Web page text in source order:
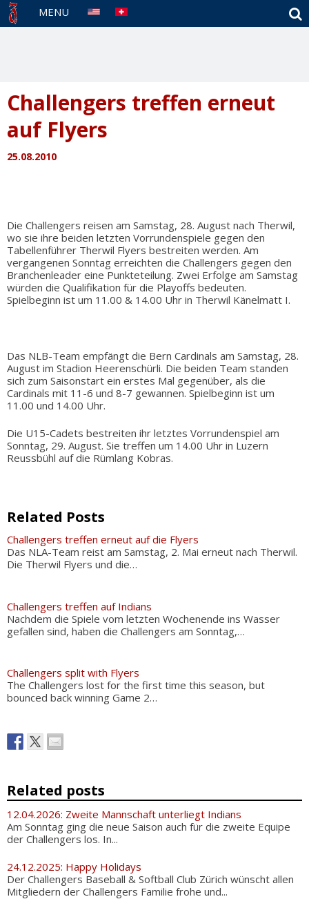
MENU
Challengers treffen erneut
auf Flyers
25.08.2010
Die Challengers reisen am Samstag, 28. August nach Therwil,
wo sie ihre beiden letzten Vorrundenspiele gegen den
Tabellenführer Therwil Flyers bestreiten werden. Am
vergangenen Sonntag erreichten die Challengers gegen den
Branchenleader eine Punkteteilung. Zwei Erfolge am Samstag
würden die Qualifikation für die Playoffs bedeuten.
Spielbeginn ist um 11.00 & 14.00 Uhr in Therwil Känelmatt I.
Das NLB-Team empfängt die Bern Cardinals am Samstag, 28.
August im Stadion Heerenschürli. Die beiden Team standen
sich zum Saisonstart ein erstes Mal gegenüber, als die
Cardinals mit 11-6 und 8-7 gewannen. Spielbeginn ist um
11.00 und 14.00 Uhr.
Die U15-Cadets bestreiten ihr letztes Vorrundenspiel am
Sonntag, 29. August. Sie treffen um 14.00 Uhr in Luzern
Reussbühl auf die Rümlang Kobras.
Related Posts
Challengers treffen erneut auf die Flyers
Das NLA-Team reist am Samstag, 2. Mai erneut nach Therwil.
Die Therwil Flyers und die…
Challengers treffen auf Indians
Nachdem die Spiele vom letzten Wochenende ins Wasser
gefallen sind, haben die Challengers am Sonntag,…
Challengers split with Flyers
The Challengers lost for the first time this season, but
bounced back winning Game 2…
Related posts
12.04.2026: Zweite Mannschaft unterliegt Indians
Am Sonntag ging die neue Saison auch für die zweite Equipe
der Challengers los. In...
24.12.2025: Happy Holidays
Der Challengers Baseball & Softball Club Zürich wünscht allen
Mitgliedern der Challengers Familie frohe und...